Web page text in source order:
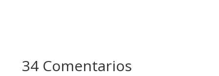
34 Comentarios